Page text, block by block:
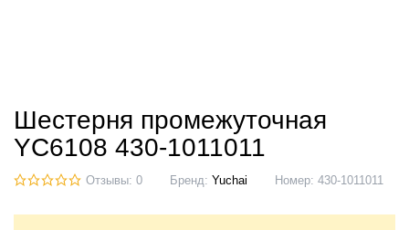
Шестерня промежуточная
YC6108 430-1011011
Отзывы: 0 Бренд: Yuchai Номер: 430-1011011